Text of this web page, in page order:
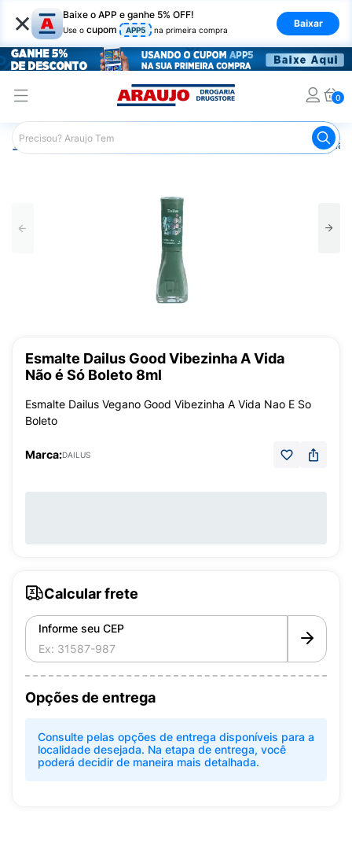
× Baixe o APP e ganhe 5% OFF!
Use o cupom APP5 na primeira compra
Baixar
0
Araujo Beleza e Cuidados
Esmalte Dailus Good Vibezinha A Vida
Não é Só Boleto 8ml
Esmalte Dailus Vegano Good Vibezinha A Vida Nao E So
Boleto
Marca:DAILUS
Calcular frete
Informe seu CEP
Opções de entrega
Consulte pelas opções de entrega disponíveis para a
localidade desejada. Na etapa de entrega, você
poderá decidir de maneira mais detalhada.